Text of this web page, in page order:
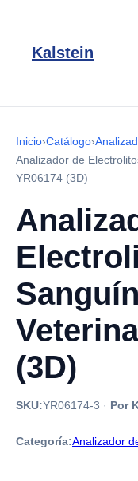
Kalstein
Inicio›Catálogo›
Analizador de
YR06174 (3D)
(3D)
SKU:YR06174-3 · Por
Categoría:Analizador